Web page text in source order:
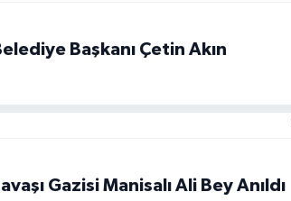
Başkanı Çetin Akın
Gazisi Manisalı Ali Bey Anıldı